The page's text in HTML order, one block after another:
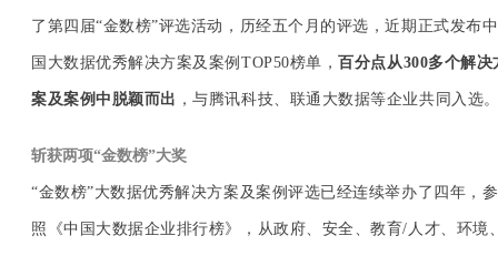
了第四届“金数榜”评选活动，历经五个月的评选，近期正式发布中
国大数据优秀解决方案及案例TOP50榜单，百分点从300多个解决
案及案例中脱颖而出 ，与腾讯科技、联通大数据等企业共同入选
斩获两项“金数榜”大奖
“金数榜”大数据优秀解决方案及案例评选已经连续举办了四年，参
照《中国大数据企业排行榜》，从政府、安全、教育/人才、环境